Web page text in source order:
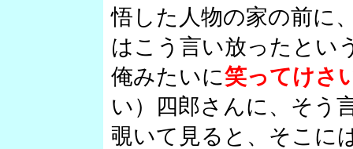
悟した人物の家の前に
はこう言い放ったとい
俺みたいに笑ってけさ
い）四郎さんに、そう
覗いて見ると、そこに